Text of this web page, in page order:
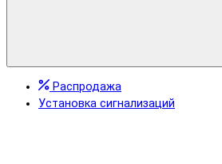
Распродажа
Установка сигнализаций